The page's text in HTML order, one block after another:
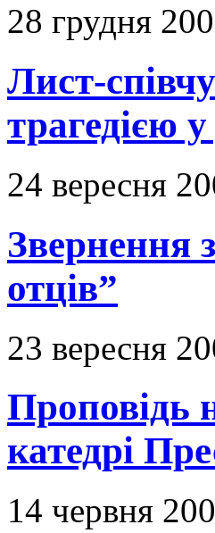
28 грудня
Лист-
трагедією
24 вересня
Звернення
отців”
23 вересня
Проповідь
катедрі
14 червня